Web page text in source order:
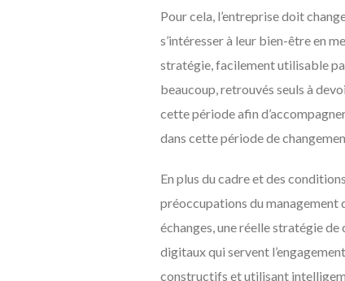
Pour cela, l’entreprise doit
s’intéresser à leur bien-être en
stratégie, facilement utilisable
beaucoup, retrouvés seuls à
cette période afin
dans cette période de
En plus du cadre et des
préoccupations du management
échanges, une réelle stratégie
digitaux qui servent
constructifs et utilisant